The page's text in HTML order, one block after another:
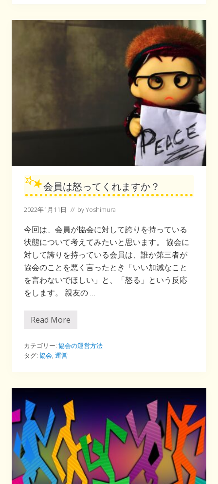
だ
け
ん
を
ざ
け
よ
！
べ
て
の
現
代
人
に
呼
び
か
協
会員は怒ってくれますか？
2022年1月11日 // byYoshimura
今回は、会員が協会に対して誇りを持っている
状態について考えてみたいと思います。 協会に
対して誇りを持っている会員は、誰か第三者が
協会のことを悪く言ったとき「いい加減なこと
を言わないでほしい」と、「怒る」という反応
をします。 親友の …
会
怒
っ
て
か
？
Read More
カテゴリー: 協会の運営方法
タグ: 協会, 運営